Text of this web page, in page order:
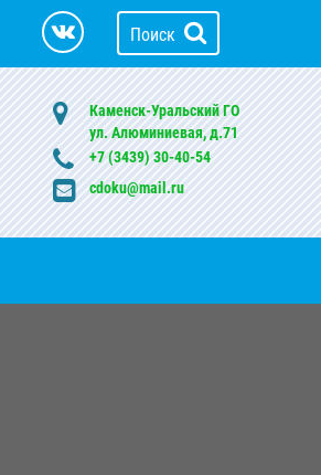
Поиск
Каменск-Уральский ГО
ул. Алюминиевая, д.71
+7 (3439) 30-40-54
cdoku@mail.ru